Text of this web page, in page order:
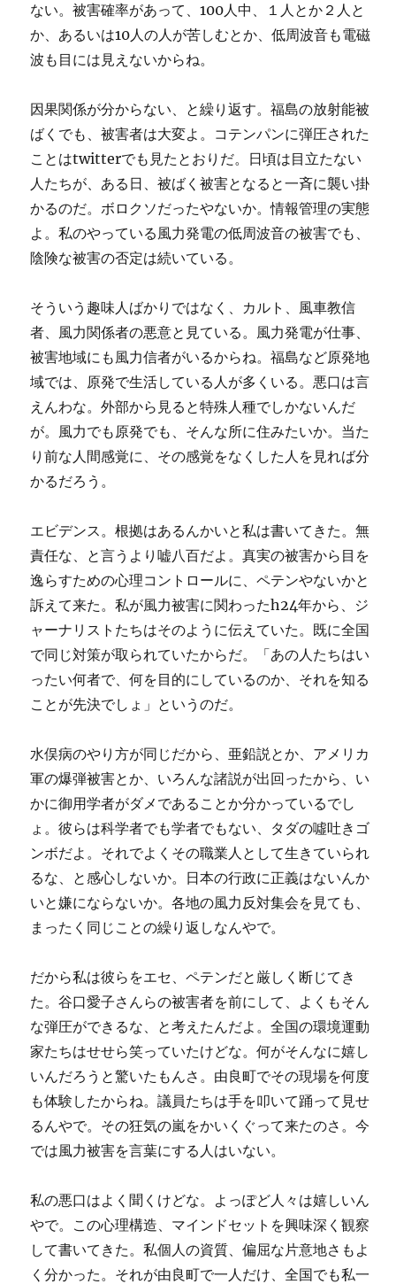
ない。被害確率があって、100人中、１人とか２人と
か、あるいは10人の人が苦しむとか、低周波音も電磁
波も目には見えないからね。
因果関係が分からない、と繰り返す。福島の放射能被
ばくでも、被害者は大変よ。コテンパンに弾圧された
ことはtwitterでも見たとおりだ。日頃は目立たない
人たちが、ある日、被ばく被害となると一斉に襲い掛
かるのだ。ボロクソだったやないか。情報管理の実態
よ。私のやっている風力発電の低周波音の被害でも、
陰険な被害の否定は続いている。
そういう趣味人ばかりではなく、カルト、風車教信
者、風力関係者の悪意と見ている。風力発電が仕事、
被害地域にも風力信者がいるからね。福島など原発地
域では、原発で生活している人が多くいる。悪口は言
えんわな。外部から見ると特殊人種でしかないんだ
が。風力でも原発でも、そんな所に住みたいか。当た
り前な人間感覚に、その感覚をなくした人を見れば分
かるだろう。
エビデンス。根拠はあるんかいと私は書いてきた。無
責任な、と言うより嘘八百だよ。真実の被害から目を
逸らすための心理コントロールに、ペテンやないかと
訴えて来た。私が風力被害に関わったh24年から、ジ
ャーナリストたちはそのように伝えていた。既に全国
で同じ対策が取られていたからだ。「あの人たちはい
ったい何者で、何を目的にしているのか、それを知る
ことが先決でしょ」というのだ。
水俣病のやり方が同じだから、亜鉛説とか、アメリカ
軍の爆弾被害とか、いろんな諸説が出回ったから、い
かに御用学者がダメであることか分かっているでし
ょ。彼らは科学者でも学者でもない、タダの噓吐きゴ
ンボだよ。それでよくその職業人として生きていられ
るな、と感心しないか。日本の行政に正義はないんか
いと嫌にならないか。各地の風力反対集会を見ても、
まったく同じことの繰り返しなんやで。
だから私は彼らをエセ、ペテンだと厳しく断じてき
た。谷口愛子さんらの被害者を前にして、よくもそん
な弾圧ができるな、と考えたんだよ。全国の環境運動
家たちはせせら笑っていたけどな。何がそんなに嬉し
いんだろうと驚いたもんさ。由良町でその現場を何度
も体験したからね。議員たちは手を叩いて踊って見せ
るんやで。その狂気の嵐をかいくぐって来たのさ。今
では風力被害を言葉にする人はいない。
私の悪口はよく聞くけどな。よっぽど人々は嬉しいん
やで。この心理構造、マインドセットを興味深く観察
して書いてきた。私個人の資質、偏屈な片意地さもよ
く分かった。それが由良町で一人だけ、全国でも私一